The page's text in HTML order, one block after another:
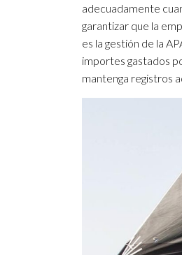
adecuadamente
garantizar que la
es la gestión de la
importes gastados
mantenga registros